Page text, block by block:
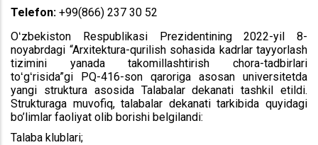
Telefon: +99(866) 237 30 52
Oʻzbekiston Respublikasi Prezidentining 2022-yil 8-
noyabrdagi “Arxitektura-qurilish sohasida kadrlar tayyorlash
tizimini yanada takomillashtirish chora-tadbirlari
toʻgʻrisida”gi PQ-416-son qaroriga asosan universitetda
yangi struktura asosida Talabalar dekanati tashkil etildi.
Strukturaga muvofiq, talabalar dekanati tarkibida quyidagi
bo’limlar faoliyat olib borishi belgilandi:
Talaba klublari;